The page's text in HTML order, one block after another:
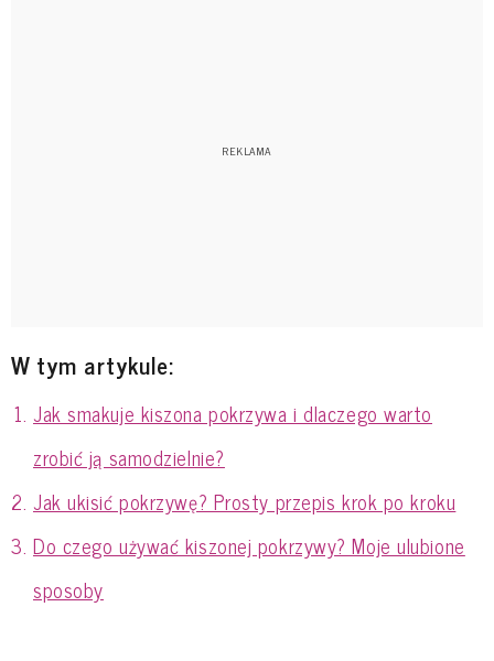
W tym artykule:
Jak smakuje kiszona pokrzywa i dlaczego warto
zrobić ją samodzielnie?
Jak ukisić pokrzywę? Prosty przepis krok po kroku
Do czego używać kiszonej pokrzywy? Moje ulubione
sposoby